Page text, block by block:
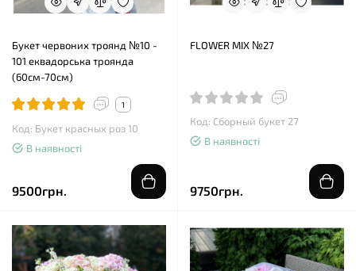
Букет червоних троянд №10 -
101 еквадорська троянда
(60см-70см)
1
Код: Букет красных роз 10
В наявності
9500грн.
FLOWER MIX №27
Код: Сборный букет 27
В наявності
9750грн.